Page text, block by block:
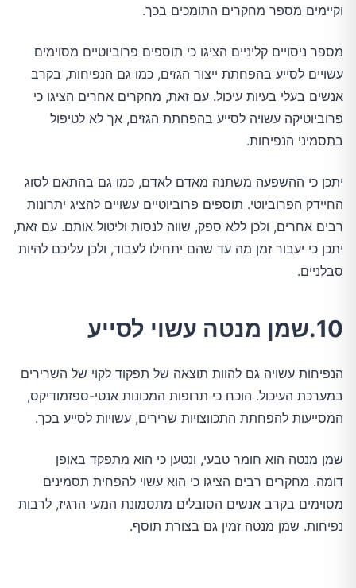
וקיימים מספר מחקרים התומכים בכך.
מספר ניסויים קליניים הציגו כי תוספים פרוביוטיים מסוימים
עשויים לסייע בהפחתת ייצור הגזים, כמו גם הנפיחות, בקרב
אנשים בעלי בעיות עיכול. עם זאת, מחקרים אחרים הציגו כי
פרוביוטיקה עשויה לסייע בהפחתת הגזים, אך לא לטיפול
בתסמיני הנפיחות.
יתכן כי ההשפעה משתנה מאדם לאדם, כמו גם בהתאם לסוג
החיידק הפרוביוטי. תוספים פרוביוטיים עשויים להציג יתרונות
רבים אחרים, ולכן ללא ספק, שווה לנסות וליטול אותם. עם זאת,
יתכן כי יעבור זמן מה עד שהם יתחילו לעבוד, ולכן עליכם להיות
סבלניים.
10.שמן מנטה עשוי לסייע
הנפיחות עשויה גם להוות תוצאה של תפקוד לקוי של השרירים
במערכת העיכול. הוכח כי תרופות המכונות אנטי-ספזמודיקס,
המסייעות להפחתת התכווצויות שרירים, עשויות לסייע בכך.
שמן מנטה הוא חומר טבעי, ונטען כי הוא מתפקד באופן
דומה. מחקרים רבים הציגו כי הוא עשוי להפחית תסמינים
מסוימים בקרב אנשים הסובלים מתסמונת המעי הרגיז, לרבות
נפיחות. שמן מנטה זמין גם בצורת תוסף.